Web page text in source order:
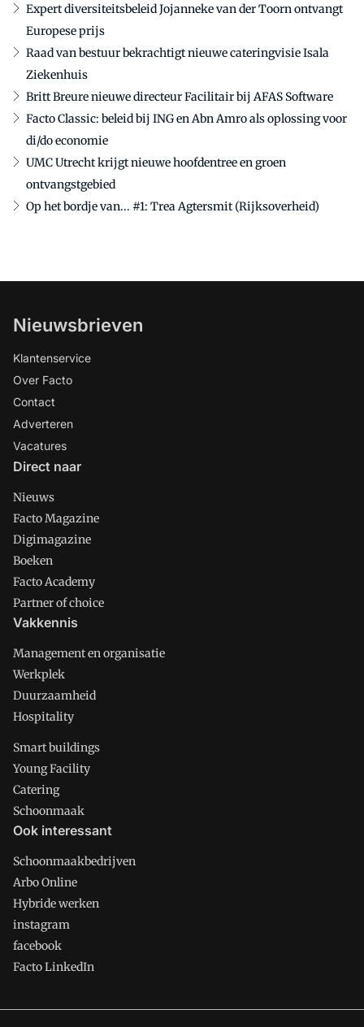
Expert diversiteitsbeleid Jojanneke van der Toorn ontvangt
Europese prijs
Raad van bestuur bekrachtigt nieuwe cateringvisie Isala
Ziekenhuis
Britt Breure nieuwe directeur Facilitair bij AFAS Software
Facto Classic: beleid bij ING en Abn Amro als oplossing voor
di/do economie
UMC Utrecht krijgt nieuwe hoofdentree en groen
ontvangstgebied
Op het bordje van... #1: Trea Agtersmit (Rijksoverheid)
Nieuwsbrieven
Klantenservice
Over Facto
Contact
Adverteren
Vacatures
Direct naar
Nieuws
Facto Magazine
Digimagazine
Boeken
Facto Academy
Partner of choice
Vakkennis
Management en organisatie
Werkplek
Duurzaamheid
Hospitality
Smart buildings
Young Facility
Catering
Schoonmaak
Ook interessant
Schoonmaakbedrijven
Arbo Online
Hybride werken
instagram
facebook
Facto LinkedIn